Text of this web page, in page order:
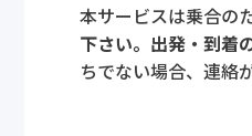
本サービスは乗合の
下さい。出発・到着
ちでない場合、連絡